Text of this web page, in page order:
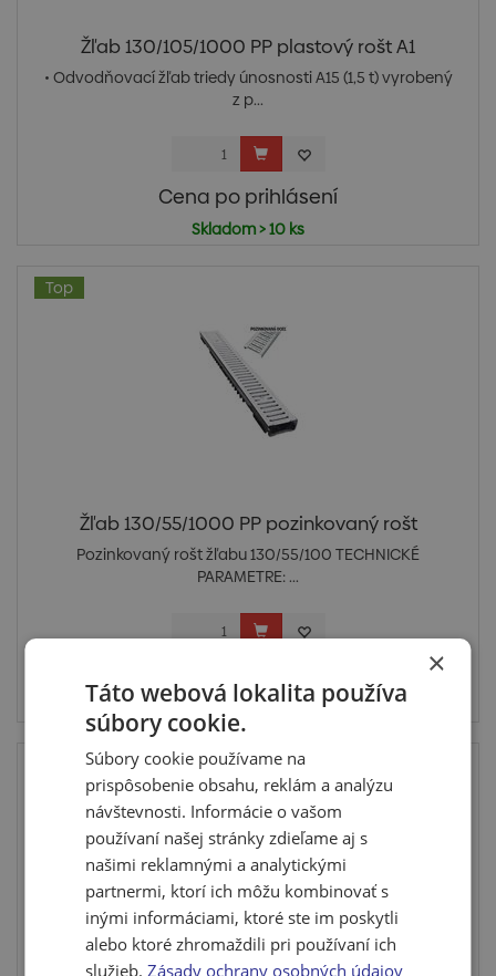
Žľab 130/105/1000 PP plastový rošt A1
• Odvodňovací žľab triedy únosnosti A15 (1,5 t) vyrobený
z p...
Cena po prihlásení
Skladom > 10 ks
Top
Žľab 130/55/1000 PP pozinkovaný rošt
Pozinkovaný rošt žľabu 130/55/100 TECHNICKÉ
PARAMETRE: ...
Skladom > 10 ks
×
Táto webová lokalita používa
súbory cookie.
Súbory cookie používame na
prispôsobenie obsahu, reklám a analýzu
návštevnosti. Informácie o vašom
používaní našej stránky zdieľame aj s
našimi reklamnými a analytickými
partnermi, ktorí ich môžu kombinovať s
inými informáciami, ktoré ste im poskytli
alebo ktoré zhromaždili pri používaní ich
služieb.Zásady ochrany osobných údajov